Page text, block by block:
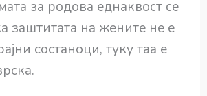
за родова еднаквост се
заштитата на жените не е
состаноци, туку таа е